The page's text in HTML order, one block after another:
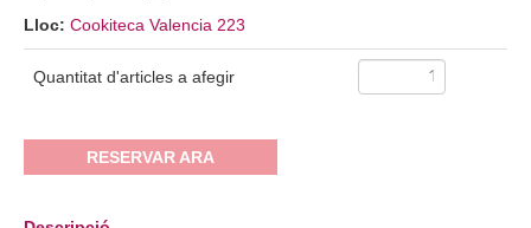
Lloc: Cookiteca Valencia 223
Quantitat d'articles a afegir
RESERVAR ARA